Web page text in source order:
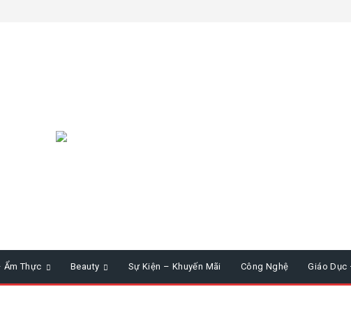
Ẩm Thực Beauty Sự Kiện – Khuyến Mãi Công Nghệ Giáo Dục